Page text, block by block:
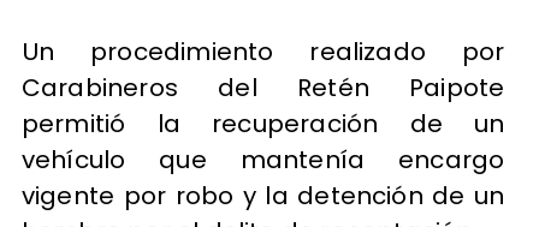
Un procedimiento realizado por
Carabineros del Retén Paipote
permitió la recuperación de un
vehículo que mantenía encargo
vigente por robo y la detención de un